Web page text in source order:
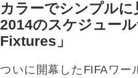
カラーでシンプル
2014のスケジュー
Fixtures」
ついに開幕したFIFAワー